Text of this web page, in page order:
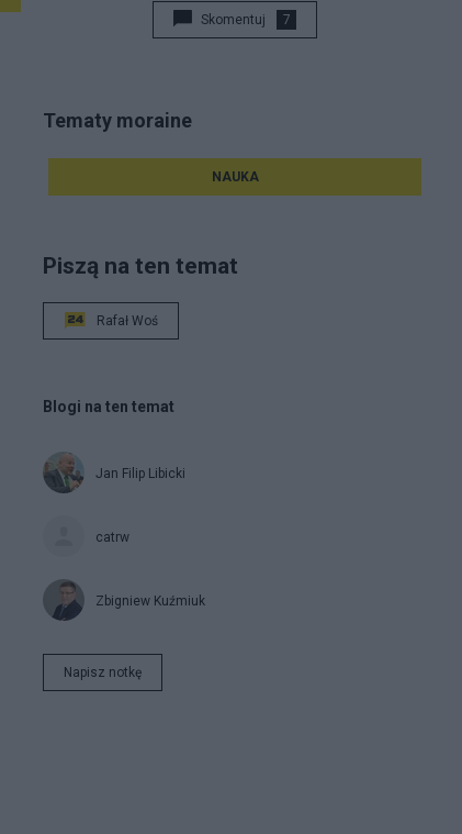
Skomentuj 7
Tematy moraine
NAUKA
Piszą na ten temat
Rafał Woś
Blogi na ten temat
Jan Filip Libicki
catrw
Zbigniew Kuźmiuk
Napisz notkę